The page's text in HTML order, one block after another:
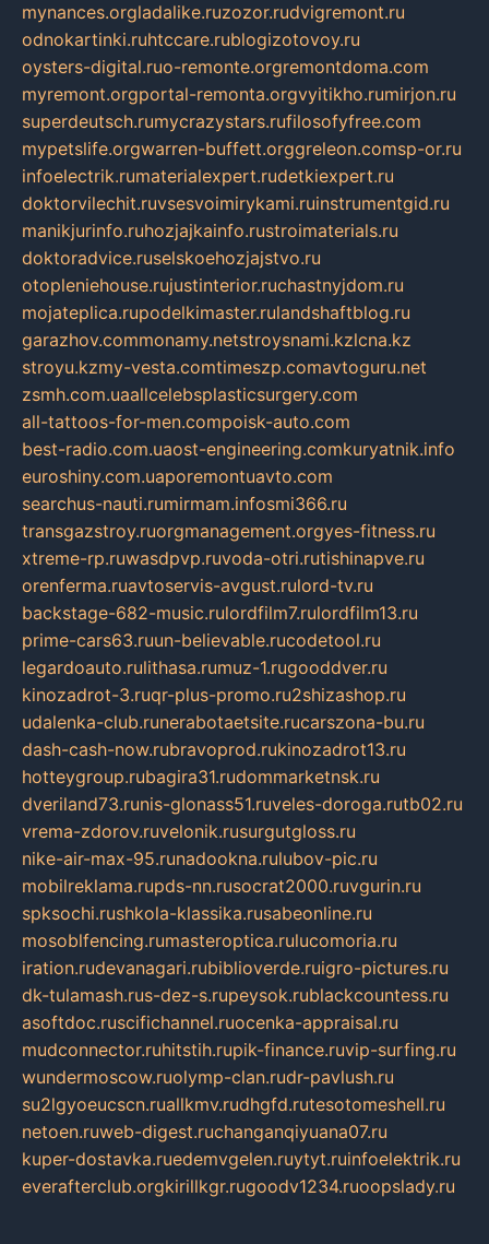
mynances.orgladalike.ruzozor.rudvigremont.ru
odnokartinki.ruhtccare.rublogizotovoy.ru
oysters-digital.ruo-remonte.orgremontdoma.com
myremont.orgportal-remonta.orgvyitikho.rumirjon.ru
superdeutsch.rumycrazystars.rufilosofyfree.com
mypetslife.orgwarren-buffett.orggreleon.comsp-or.ru
infoelectrik.rumaterialexpert.rudetkiexpert.ru
doktorvilechit.ruvsesvoimirykami.ruinstrumentgid.ru
manikjurinfo.ruhozjajkainfo.rustroimaterials.ru
doktoradvice.ruselskoehozjajstvo.ru
otopleniehouse.rujustinterior.ruchastnyjdom.ru
mojateplica.rupodelkimaster.rulandshaftblog.ru
garazhov.commonamy.netstroysnami.kzlcna.kz
stroyu.kzmy-vesta.comtimeszp.comavtoguru.net
zsmh.com.uaallcelebsplasticsurgery.com
all-tattoos-for-men.compoisk-auto.com
best-radio.com.uaost-engineering.comkuryatnik.info
euroshiny.com.uaporemontuavto.com
searchus-nauti.rumirmam.infosmi366.ru
transgazstroy.ruorgmanagement.orgyes-fitness.ru
xtreme-rp.ruwasdpvp.ruvoda-otri.rutishinapve.ru
orenferma.ruavtoservis-avgust.rulord-tv.ru
backstage-682-music.rulordfilm7.rulordfilm13.ru
prime-cars63.ruun-believable.rucodetool.ru
legardoauto.rulithasa.rumuz-1.rugooddver.ru
kinozadrot-3.ruqr-plus-promo.ru2shizashop.ru
udalenka-club.runerabotaetsite.rucarszona-bu.ru
dash-cash-now.rubravoprod.rukinozadrot13.ru
hotteygroup.rubagira31.rudommarketnsk.ru
dveriland73.runis-glonass51.ruveles-doroga.rutb02.ru
vrema-zdorov.ruvelonik.rusurgutgloss.ru
nike-air-max-95.runadookna.rulubov-pic.ru
mobilreklama.rupds-nn.rusocrat2000.ruvgurin.ru
spksochi.rushkola-klassika.rusabeonline.ru
mosoblfencing.rumasteroptica.rulucomoria.ru
iration.rudevanagari.rubiblioverde.ruigro-pictures.ru
dk-tulamash.rus-dez-s.rupeysok.rublackcountess.ru
asoftdoc.ruscifichannel.ruocenka-appraisal.ru
mudconnector.ruhitstih.rupik-finance.ruvip-surfing.ru
wundermoscow.ruolymp-clan.rudr-pavlush.ru
su2lgyoeucscn.ruallkmv.rudhgfd.rutesotomeshell.ru
netoen.ruweb-digest.ruchanganqiyuana07.ru
kuper-dostavka.ruedemvgelen.ruytyt.ruinfoelektrik.ru
everafterclub.orgkirillkgr.rugoodv1234.ruoopslady.ru